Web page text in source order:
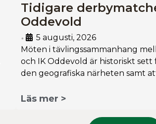
Tidigare
Oddevold
•
5 augusti, 2026
Möten i tävlingssammanhang
och IK Oddevold är historiskt sett
den geografiska närheten samt
Läs mer >